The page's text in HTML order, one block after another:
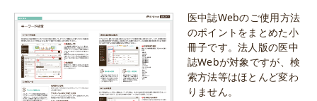
医中誌Webのご使用方法
のポイントをまとめた小
冊子です。法人版の医中
誌Webが対象ですが、検
索方法等はほとんど変わ
りません。